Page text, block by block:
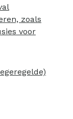
zoals
voor